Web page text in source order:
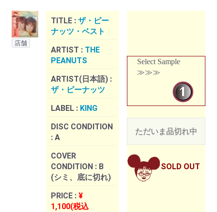
店舗
TITLE : ザ・ピー
ナッツ・ベスト
ARTIST : THE
PEANUTS
ARTIST(日本語) :
ザ・ピーナッツ
LABEL : KING
DISC CONDITION
: A
COVER
CONDITION : B
(シミ、底に切れ)
PRICE : ¥
1,100(税込
Select Sample
≫≫≫
ただいま品切れ中
SOLD OUT